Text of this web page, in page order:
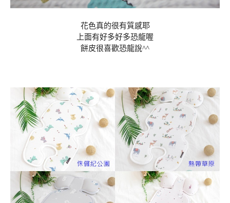
花色真的很有質感耶
上面有好多好多恐龍喔
餅皮很喜歡恐龍說^^